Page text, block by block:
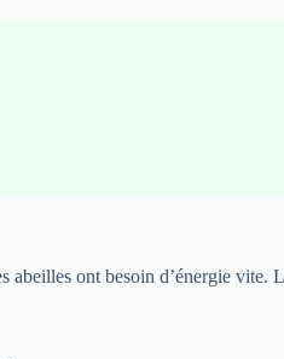
abeilles ont besoin d’énergie vite.